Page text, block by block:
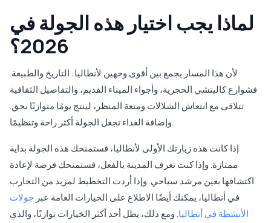
لماذا يجب اختيار هذه الجولة في
2026؟
لأن هذا المسار يجمع بين أقوى وجهين لأنطاليا: التاريخ والطبيعة.
فشوارع كاليتشي الحجرية، وأجواء الميناء القديم، والتفاصيل الثقافية
تتلاقى مع انتعاش الشلالات ومتعة المنظر، لينتج يومًا متوازنًا بحق.
وإضافة الغداء تجعل الجولة أكثر راحة وتنظيمًا.
إذا كانت هذه زيارتك الأولى لأنطاليا، فستمنحك هذه الجولة بداية
ممتازة. وإذا كنت تعرف المدينة بالفعل، فستمنحك فرصة لإعادة
اكتشافها بعين مرشد سياحي. وإذا أردت التخطيط لمزيد من التجارب
في أنطاليا، يمكنك أيضًا الاطلاع على الخيارات العامة عبر جولات
الأنشطة في أنطاليا. ومع ذلك، يظل أحد أكثر الخيارات توازنًا، والذي